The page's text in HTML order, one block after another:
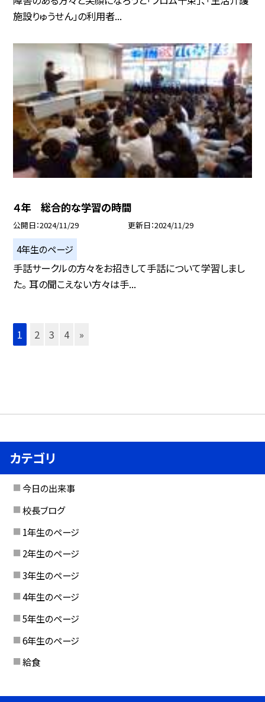
施設りゅうせん」の利用者...
４年 総合的な学習の時間
公開日 2024/11/29 更新日 2024/11/29
4年生のページ
手話サークルの方々をお招きして手話について学習しまし
た。 耳の聞こえない方々は手...
1 2 3 4 »
カテゴリ
今日の出来事
校長ブログ
1年生のページ
2年生のページ
3年生のページ
4年生のページ
5年生のページ
6年生のページ
給食